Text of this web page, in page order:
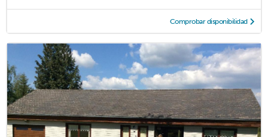
Comprobar disponibilidad